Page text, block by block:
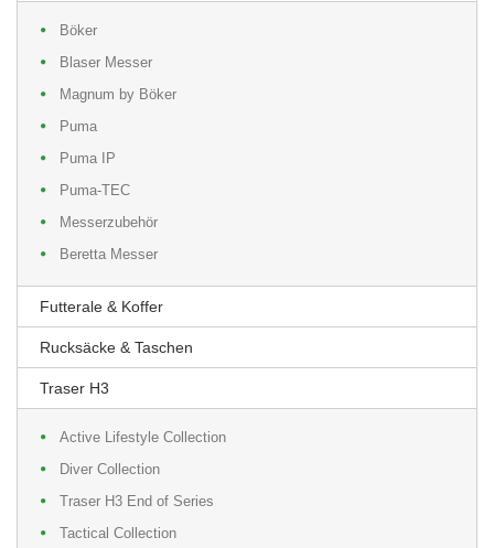
Böker
Blaser Messer
Magnum by Böker
Puma
Puma IP
Puma-TEC
Messerzubehör
Beretta Messer
Futterale & Koffer
Rucksäcke & Taschen
Traser H3
Active Lifestyle Collection
Diver Collection
Traser H3 End of Series
Tactical Collection